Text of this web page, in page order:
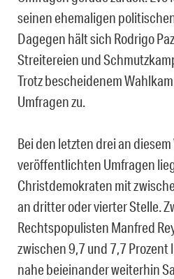
seinen ehemaligen
Dagegen hält sich Rodrigo
Streitereien und
Trotz bescheidenem
Umfragen zu.
Bei den letzten drei an
veröffentlichten Umfragen
Christdemokraten mit
an dritter oder vierter Stelle.
Rechtspopulisten Manfred
zwischen 9,7 und 7,7 Prozent
nahe beieinander weiterhin